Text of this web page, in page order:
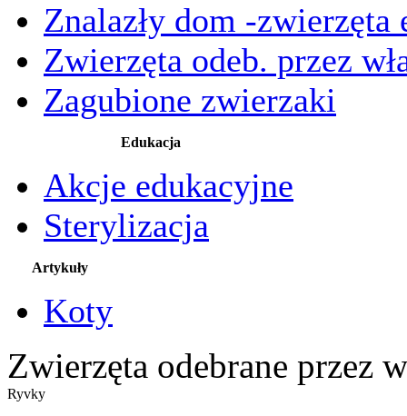
Znalazły dom -zwierzęta
Zwierzęta odeb. przez
Zagubione zwierzaki
Edukacja
Akcje edukacyjne
Sterylizacja
Artykuły
Koty
Zwierzęta odebrane przez
Ryvky